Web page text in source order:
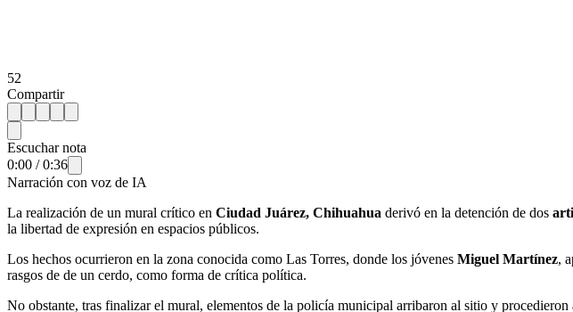
52
Compartir
Escuchar nota
0:00 /0:36
Narración con voz de IA
La realización de un mural crítico en Ciudad Juárez, Chihuahua derivó en la detención de dos
la libertad de expresión en espacios públicos.
Los hechos ocurrieron en la zona conocida como Las Torres, donde los jóvenes Miguel Martínez,
rasgos de de un cerdo, como forma de crítica política.
No obstante, tras finalizar el mural, elementos de la policía municipal arribaron al sitio y procedieron